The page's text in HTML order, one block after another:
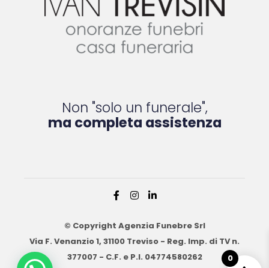
Non "solo un funerale",
ma completa assistenza
© Copyright Agenzia Funebre Srl
Via F. Venanzio 1, 31100 Treviso - Reg. Imp. di TV n.
377007 - C.F. e P.I. 04774580262
0